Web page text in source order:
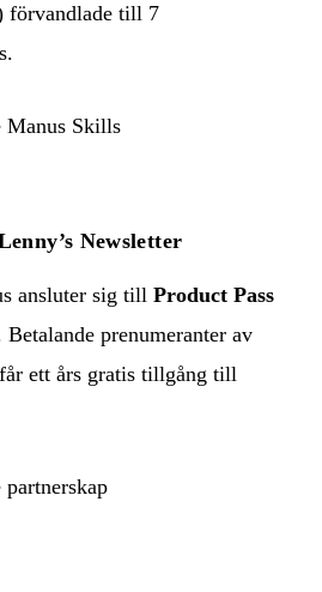
förvandlade till 7
Manus Skills
Newsletter
ansluter sig till Product Pass
prenumeranter av
ett års gratis tillgång till